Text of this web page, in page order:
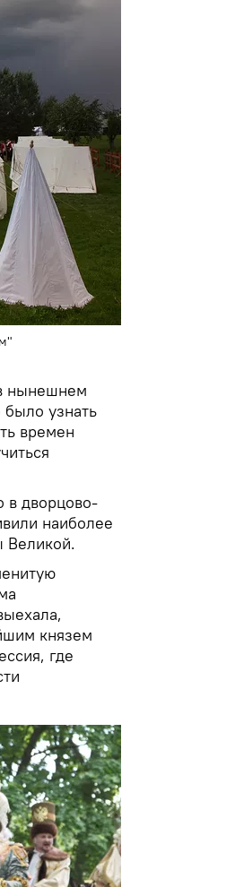
нынешнем
узнать
времен
в дворцово-
наиболее
Великой.
князем
где